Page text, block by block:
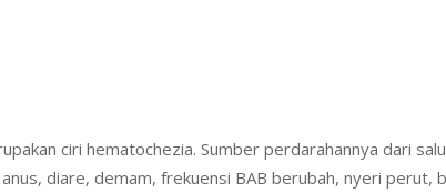
ciri hematochezia. Sumber perdarahannya dari
diare, demam, frekuensi BAB berubah, nyeri perut,